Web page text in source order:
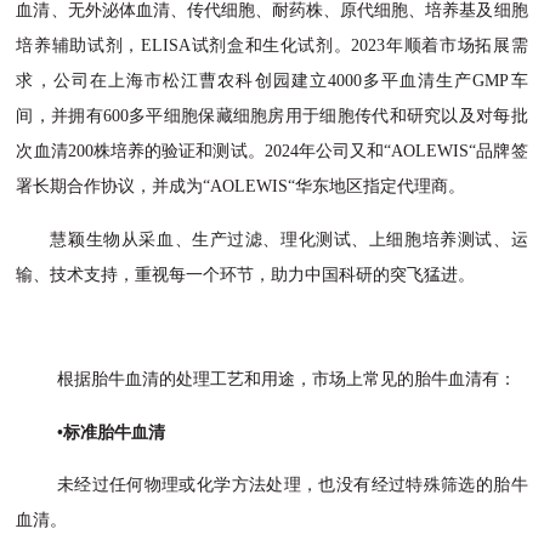
血清、无外泌体血清、传代细胞、耐药株、原代细胞、培养基及细胞
培养辅助试剂，ELISA试剂盒和生化试剂。2023年顺着市场拓展需
求，公司在上海市松江曹农科创园建立4000多平血清生产GMP车
间，并拥有600多平细胞保藏细胞房用于细胞传代和研究以及对每批
次血清200株培养的验证和测试。2024年公司又和“AOLEWIS“品牌签
署长期合作协议，并成为“AOLEWIS“华东地区指定代理商。
慧颖生物从采血、生产过滤、理化测试、上细胞培养测试、运
输、技术支持，重视每一个环节，助力中国科研的突飞猛进。
根据胎牛血清的处理工艺和用途，市场上常见的胎牛血清有：
•标准胎牛血清
未经过任何物理或化学方法处理，也没有经过特殊筛选的胎牛
血清。